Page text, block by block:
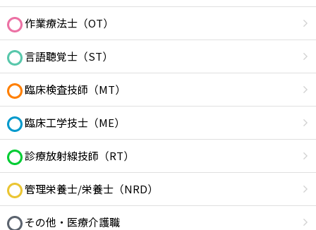
作業療法士（OT）
言語聴覚士（ST）
臨床検査技師（MT）
臨床工学技士（ME）
診療放射線技師（RT）
管理栄養士/栄養士（NRD）
その他・医療介護職